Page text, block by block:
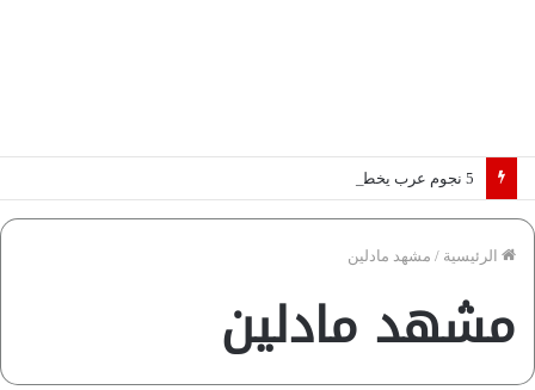
الرئيسية / مشهد مادلين
مشهد مادلين